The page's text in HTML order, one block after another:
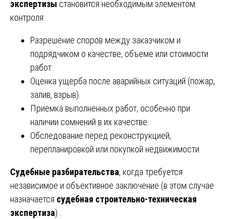
экспертизы становится необходимым элементом
контроля:
Разрешение споров между заказчиком и
подрядчиком о качестве, объеме или стоимости
работ.
Оценка ущерба после аварийных ситуаций (пожар,
залив, взрыв).
Приемка выполненных работ, особенно при
наличии сомнений в их качестве.
Обследование перед реконструкцией,
перепланировкой или покупкой недвижимости.
Судебные разбирательства, когда требуется
независимое и объективное заключение (в этом случае
назначается судебная строительно-техническая
экспертиза) .